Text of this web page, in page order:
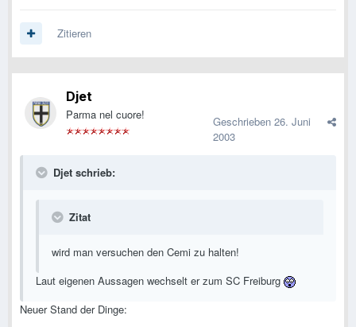
Zitieren
Djet
Parma nel cuore! Geschrieben 26. Juni
2003
Djet schrieb:
Zitat
wird man versuchen den Cemi zu halten!
Laut eigenen Aussagen wechselt er zum SC Freiburg
Neuer Stand der Dinge: